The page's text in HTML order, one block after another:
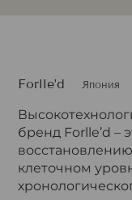
Forlle’d Япония
бренд Forlle’d
клеточном